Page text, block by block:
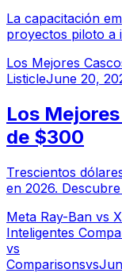
La capacitación
proyectos piloto a
gestión de
con LMS y
Los Mejores
ListicleJune 20,
Los
de $300
Trescientos
en 2026.
Meta Ray-Ban vs
Inteligentes
vs
Comparisonsvs